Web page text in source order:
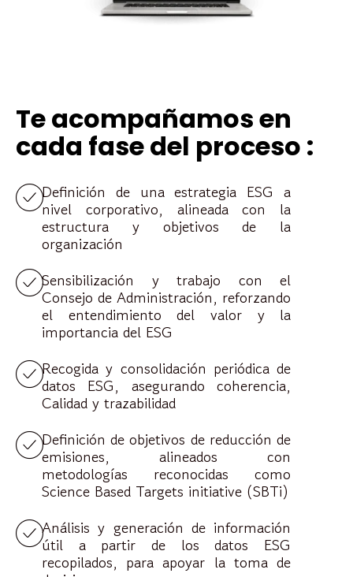
Te acompañamos en
cada fase del proceso :
Definición de una estrategia ESG a
nivel corporativo, alineada con la
estructura y objetivos de la
organización
Sensibilización y trabajo con el
Consejo de Administración, reforzando
el entendimiento del valor y la
importancia del ESG
Recogida y consolidación periódica de
datos ESG, asegurando coherencia,
Calidad y trazabilidad
Definición de objetivos de reducción de
emisiones, alineados con
metodologías reconocidas como
Science Based Targets initiative (SBTi)
Análisis y generación de información
útil a partir de los datos ESG
recopilados, para apoyar la toma de